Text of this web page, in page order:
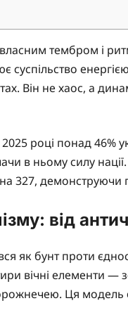
тембром і
Він не хаос, а
році понад 46%
в ньому силу нації.
327, демонструючи
від
як бунт проти
вічні елементи
Ця